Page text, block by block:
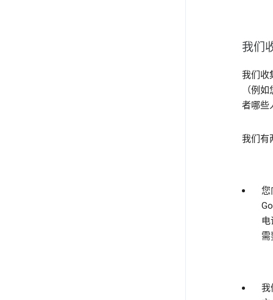
我们
我们收
（例
者哪些
我们有
您
电
我